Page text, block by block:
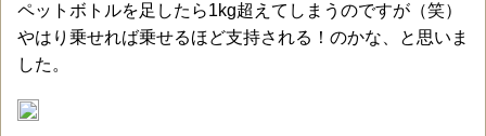
ペットボトルを足したら1kg超えてしまうのですが（笑）
やはり乗せれば乗せるほど支持される！のかな、と思いま
した。